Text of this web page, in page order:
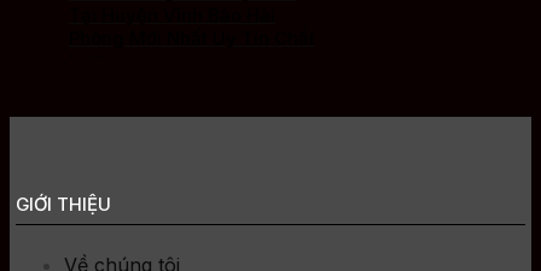
GIỚI THIỆU
Về chúng tôi